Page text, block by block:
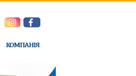
КОМПАНІЯ